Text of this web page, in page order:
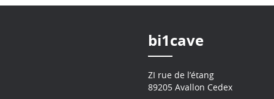
bi1cave
ZI rue de l’étang
89205 Avallon Cedex